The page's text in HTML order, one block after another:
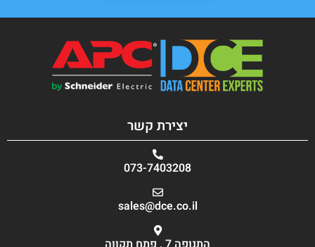
יצירת קשר
073-7403208
sales@dce.co.il